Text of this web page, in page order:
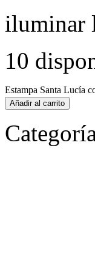
iluminar
10
Estampa Santa Lucía
Añadir al carrito